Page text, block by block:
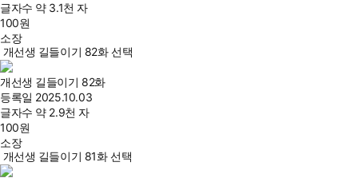
글자수 약 3.1천 자
100원
소장
개선생 길들이기 82화 선택
개선생 길들이기 82화
등록일 2025.10.03
글자수 약 2.9천 자
100원
소장
개선생 길들이기 81화 선택